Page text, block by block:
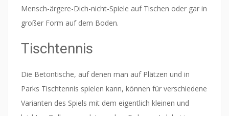
Mensch-ärgere-Dich-nicht-Spiele auf Tischen oder gar in
großer Form auf dem Boden.
Tischtennis
Die Betontische, auf denen man auf Plätzen und in
Parks Tischtennis spielen kann, können für verschiedene
Varianten des Spiels mit dem eigentlich kleinen und